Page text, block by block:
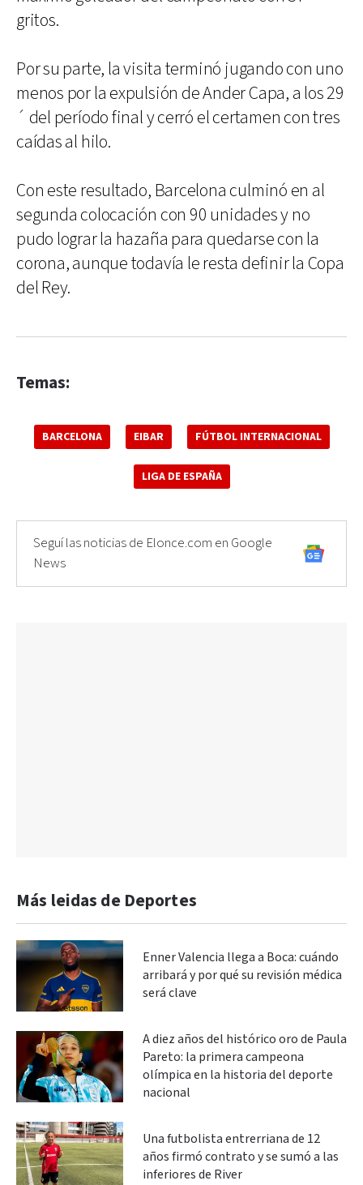
gritos.
Por su parte, la visita terminó jugando con uno
menos por la expulsión de Ander Capa, a los 29
´ del período final y cerró el certamen con tres
caídas al hilo.
Con este resultado, Barcelona culminó en al
segunda colocación con 90 unidades y no
pudo lograr la hazaña para quedarse con la
corona, aunque todavía le resta definir la Copa
del Rey.
Temas:
BARCELONA EIBAR FÚTBOL INTERNACIONAL
LIGA DE ESPAÑA
Seguí las noticias de Elonce.com en Google
News
Más leidas de Deportes
Enner Valencia llega a Boca: cuándo
arribará y por qué su revisión médica
será clave
A diez años del histórico oro de Paula
Pareto: la primera campeona
olímpica en la historia del deporte
nacional
Una futbolista entrerriana de 12
años firmó contrato y se sumó a las
inferiores de River